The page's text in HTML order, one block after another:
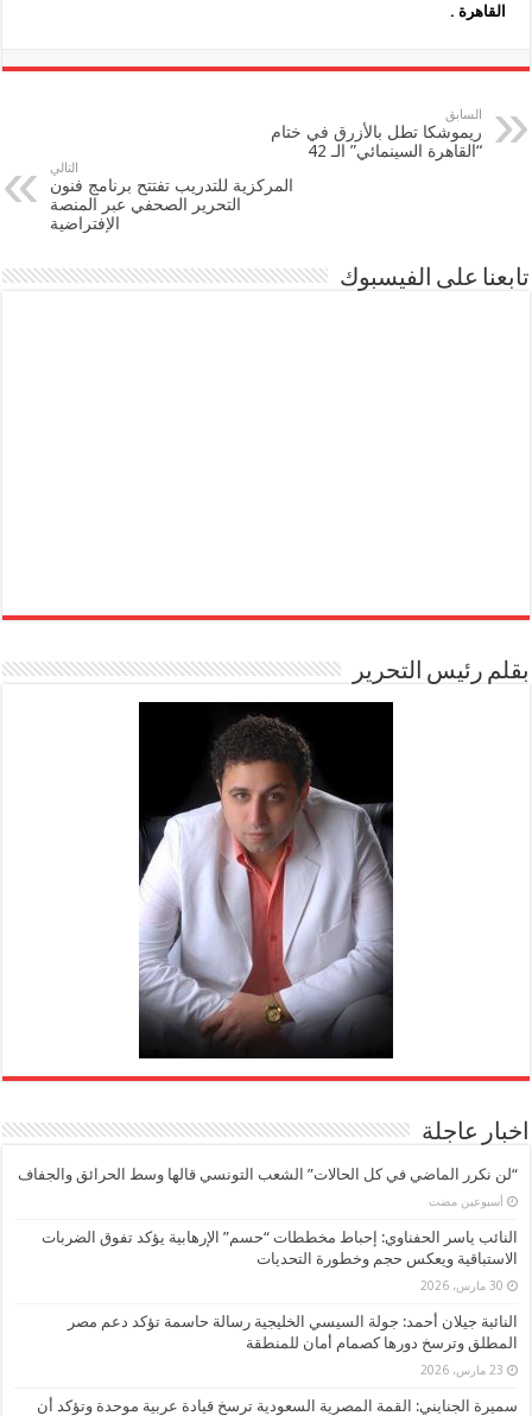
القاهرة .
السابق
ريموشكا تطل بالأزرق في ختام
“القاهرة السينمائي” الـ 42
التالي
المركزية للتدريب تفتتح برنامج فنون
التحرير الصحفي عبر المنصة
الإفتراضية
تابعنا على الفيسبوك
بقلم رئيس التحرير
اخبار عاجلة
“لن نكرر الماضي في كل الحالات” الشعب التونسي قالها وسط الحرائق والجفاف
‏أسبوعين مضت
النائب ياسر الحفناوي: إحباط مخططات “حسم” الإرهابية يؤكد تفوق الضربات
الاستباقية ويعكس حجم وخطورة التحديات
30 مارس، 2026
النائبة جيلان أحمد: جولة السيسي الخليجية رسالة حاسمة تؤكد دعم مصر
المطلق وترسخ دورها كصمام أمان للمنطقة
23 مارس، 2026
سميرة الجنايني: القمة المصرية السعودية ترسخ قيادة عربية موحدة وتؤكد أن